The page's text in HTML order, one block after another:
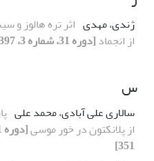
ژندی، مهدی اثر تره هالوز و
از انجماد[دوره 31، شماره 3، 1397، صفحه 293-303]
س
سالاری علی آبادی، محمد علی
از پلانکتون در خور موسی
351]